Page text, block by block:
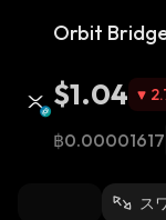
Orbit
$1.04
฿0.00001617
ス